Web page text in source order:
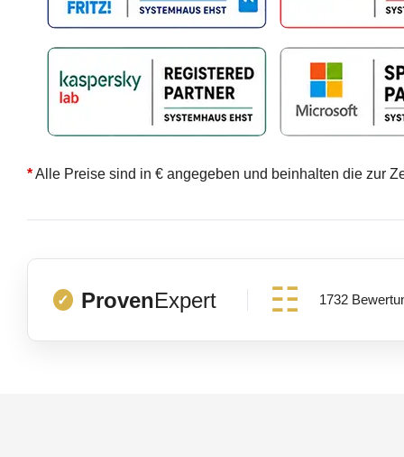
*Alle Preise sind in € angegeben und beinhalten die zur
✓ ProvenExpert 1732